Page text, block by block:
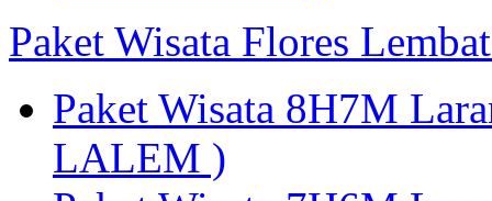
Paket Wisata Flores
Paket Wisata 8H7M
LALEM )